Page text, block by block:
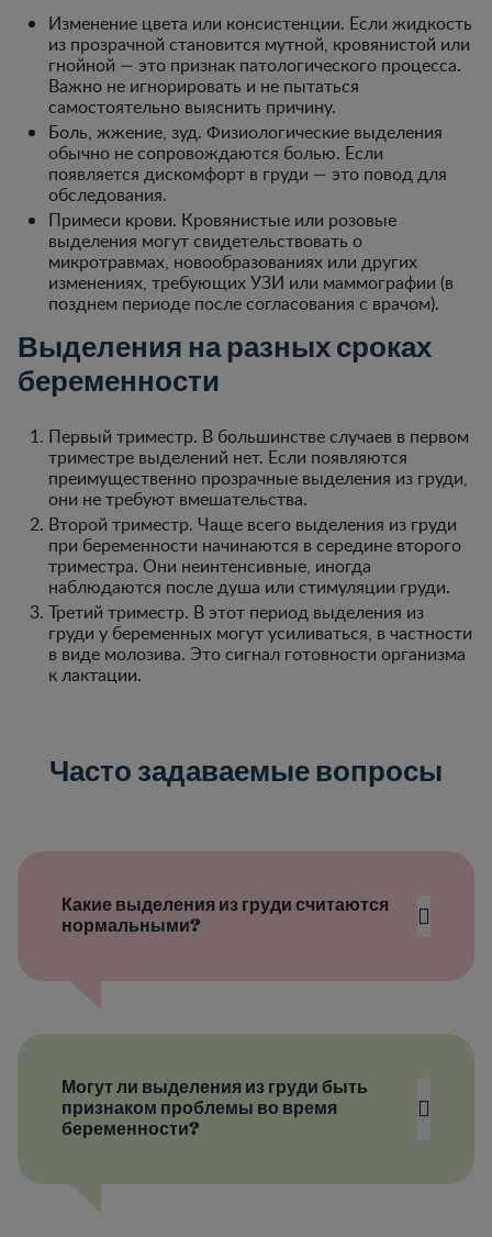
Изменение цвета или консистенции. Если жидкость
из прозрачной становится мутной, кровянистой или
гнойной — это признак патологического процесса.
Важно не игнорировать и не пытаться
самостоятельно выяснить причину.
Боль, жжение, зуд. Физиологические выделения
обычно не сопровождаются болью. Если
появляется дискомфорт в груди — это повод для
обследования.
Примеси крови. Кровянистые или розовые
выделения могут свидетельствовать о
микротравмах, новообразованиях или других
изменениях, требующих УЗИ или маммографии (в
позднем периоде после согласования с врачом).
Выделения на разных сроках
беременности
Первый триместр. В большинстве случаев в первом
триместре выделений нет. Если появляются
преимущественно прозрачные выделения из груди,
они не требуют вмешательства.
Второй триместр. Чаще всего выделения из груди
при беременности начинаются в середине второго
триместра. Они неинтенсивные, иногда
наблюдаются после душа или стимуляции груди.
Третий триместр. В этот период выделения из
груди у беременных могут усиливаться, в частности
в виде молозива. Это сигнал готовности организма
к лактации.
Часто задаваемые вопросы
Какие выделения из груди считаются
нормальными?
Могут ли выделения из груди быть
признаком проблемы во время
беременности?